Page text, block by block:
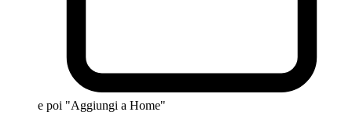
e poi "Aggiungi a Home"